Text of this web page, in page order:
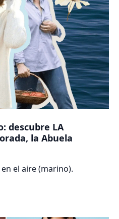
descubre LA
la Abuela
el aire (marino).